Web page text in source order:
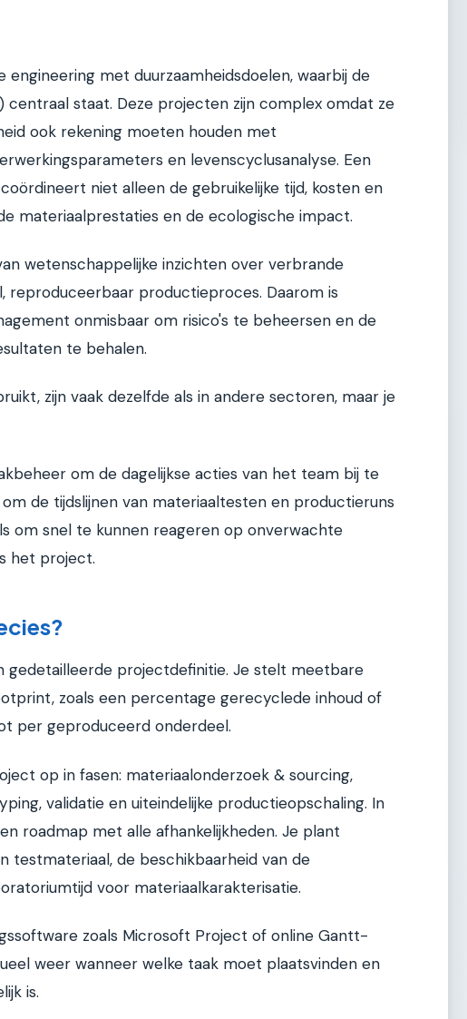
met duurzaamheidsdoelen, waarbij de
staat. Deze projecten zijn complex omdat ze
ook rekening moeten houden met
en levenscyclusanalyse. Een
niet alleen de gebruikelijke tijd, kosten en
materiaalprestaties en de ecologische impact.
wetenschappelijke inzichten over verbrande
reproduceerbaar productieproces. Daarom is
onmisbaar om risico's te beheersen en de
te behalen.
zijn vaak dezelfde als in andere sectoren, maar je
om de dagelijkse acties van het team bij te
de tijdslijnen van materiaaltesten en productieruns
om snel te kunnen reageren op onverwachte
het project.
projectdefinitie. Je stelt meetbare
zoals een percentage gerecyclede inhoud of
per geproduceerd onderdeel.
op in fasen: materiaalonderzoek & sourcing,
validatie en uiteindelijke productieopschaling. In
roadmap met alle afhankelijkheden. Je plant
testmateriaal, de beschikbaarheid van de
voor materiaalkarakterisatie.
zoals Microsoft Project of online Gantt-
weer wanneer welke taak moet plaatsvinden en
is.